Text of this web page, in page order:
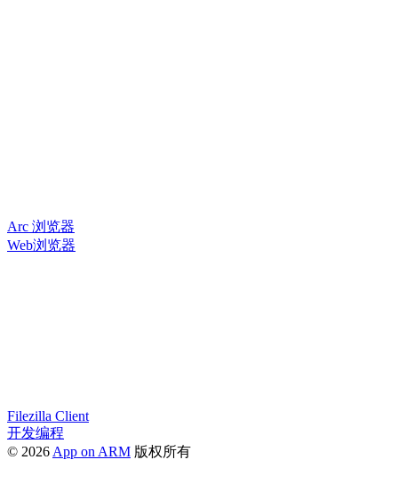
Arc 浏览器
Web浏览器
Filezilla Client
开发编程
© 2026 App on ARM 版权所有